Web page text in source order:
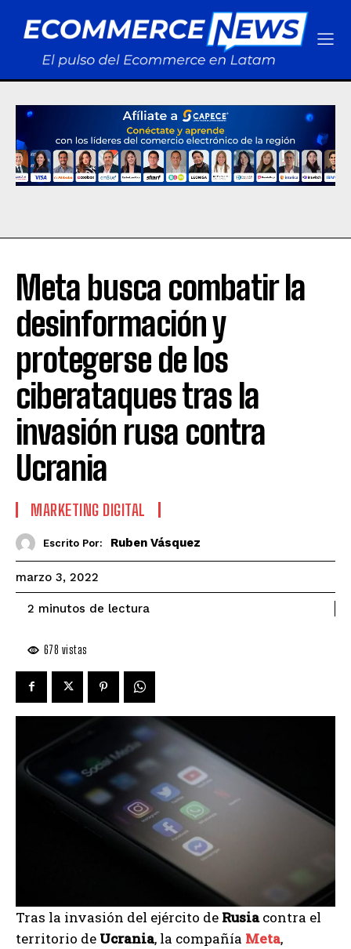
Meta busca combatir la
desinformación y
protegerse de los
ciberataques tras la
invasión rusa contra
Ucrania
MARKETING DIGITAL
Escrito Por: Ruben Vásquez
marzo 3, 2022
2 minutos de lectura
678 vistas
Tras la invasión del ejército de Rusiacontra el
territorio de Ucrania, la compañía Meta,